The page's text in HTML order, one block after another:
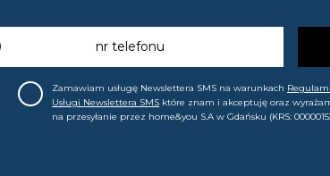
nr telefonu
Zamawiam usługę Newslettera SMS na warunkach
Usługi Newslettera SMS które znam i akceptuję oraz
na przesyłanie przez home&you S.A w Gdańsku (KRS:
promocjach, wyprzedażach). Wiem, że mogę tę zgodę w